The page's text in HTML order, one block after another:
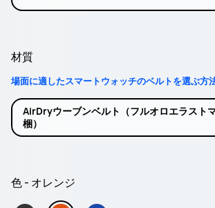
材質
場面に適したスマートウォッチのベルトを選ぶ方
AirDryウーブンベルト（フルオロエラスト
梱）
色 - オレンジ